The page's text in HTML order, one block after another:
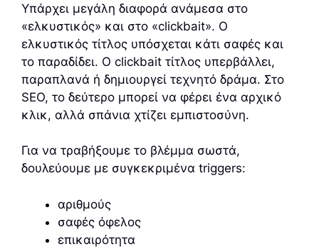
Υπάρχει μεγάλη διαφορά ανάμεσα στο
«ελκυστικός» και στο «clickbait». Ο
ελκυστικός τίτλος υπόσχεται κάτι σαφές και
το παραδίδει. Ο clickbait τίτλος υπερβάλλει,
παραπλανά ή δημιουργεί τεχνητό δράμα. Στο
SEO, το δεύτερο μπορεί να φέρει ένα αρχικό
κλικ, αλλά σπάνια χτίζει εμπιστοσύνη.
Για να τραβήξουμε το βλέμμα σωστά,
δουλεύουμε με συγκεκριμένα triggers:
αριθμούς
σαφές όφελος
επικαιρότητα